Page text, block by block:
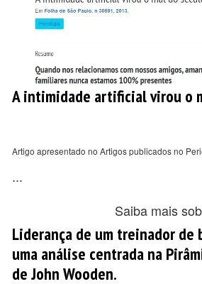
A intimidade artificial virou o
Artigo apresentado no Artigos publicados no
...
Saiba mais
Liderança de um treinador de
uma análise centrada na
de John Wooden.